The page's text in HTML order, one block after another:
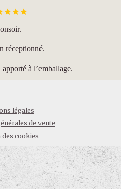
réceptionné.
à l’emballage.
légales
de vente
des cookies